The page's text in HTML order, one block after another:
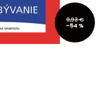
9,93 €
–54 %